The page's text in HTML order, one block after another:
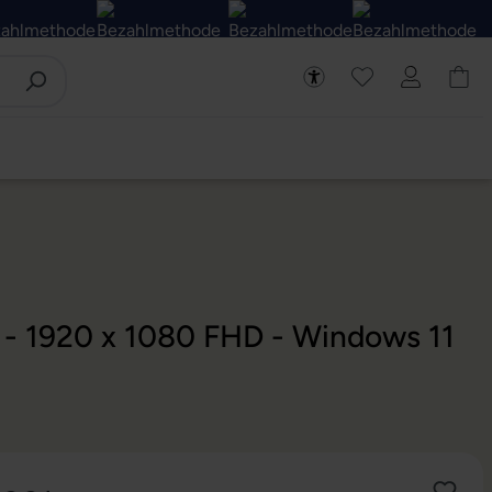
1920 x 1080 FHD - Windows 11